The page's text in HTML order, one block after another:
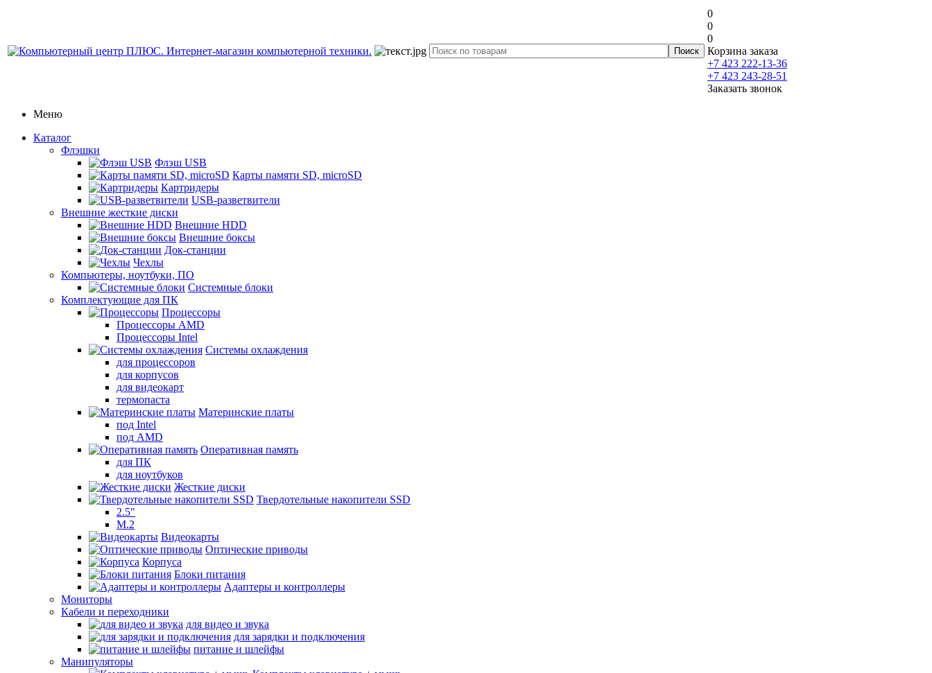
0
0
0
Корзина заказа
+7 423 222-13-36
+7 423 243-28-51
Заказать звонок
Меню
Каталог
Флэшки
Флэш USB
Карты памяти SD, microSD
Картридеры
USB-разветвители
Внешние жесткие диски
Внешние HDD
Внешние боксы
Док-станции
Чехлы
Компьютеры, ноутбуки, ПО
Системные блоки
Комплектующие для ПК
Процессоры
Процессоры AMD
Процессоры Intel
Системы охлаждения
для процессоров
для корпусов
для видеокарт
термопаста
Материнские платы
под Intel
под AMD
Оперативная память
для ПК
для ноутбуков
Жесткие диски
Твердотельные накопители SSD
2.5"
M.2
Видеокарты
Оптические приводы
Корпуса
Блоки питания
Адаптеры и контроллеры
Мониторы
Кабели и переходники
для видео и звука
для зарядки и подключения
питание и шлейфы
Манипуляторы